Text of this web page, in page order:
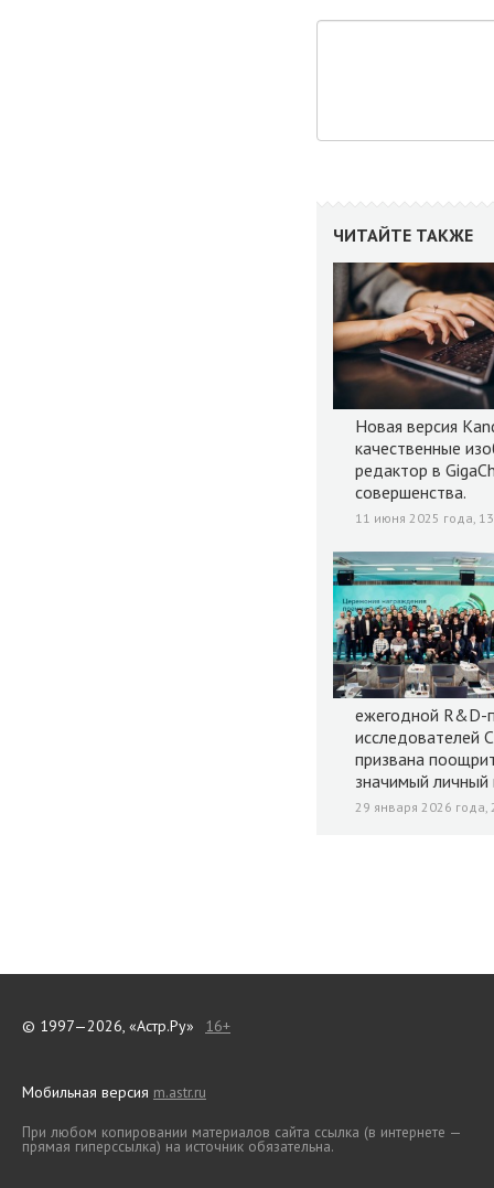
ЧИТАЙТЕ ТАКЖЕ
Новая версия
качественные
редактор в
совершенства.
11 июня 2025 года,
ежегодной R&D-
исследователей
призвана
значимый личный
29 января 2026 года,
© 1997—2026, «Астр.Ру» 16+
Мобильная версия m.astr.ru
При любом копировании материалов сайта ссылка (в интернете —
прямая гиперссылка) на источник обязательна.